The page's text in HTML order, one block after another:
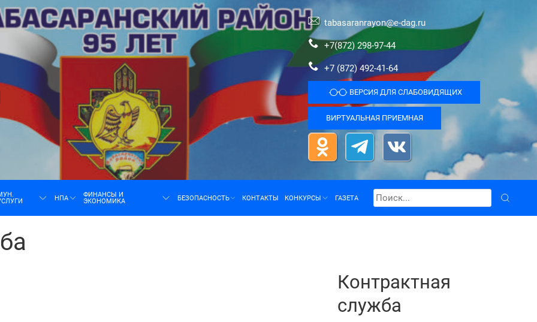
tabasaranrayon@e-dag.ru
+7(872) 298-97-44
+7 (872) 492-41-64
ВЕРСИЯ ДЛЯ СЛАБОВИДЯЩИХ
ВИРТУАЛЬНАЯ ПРИЕМНАЯ
НПА ФИНАНСЫ И
ЭКОНОМИКА БЕЗОПАСНОСТЬ КОНТАКТЫ КОНКУРСЫ ГАЗЕТА
Контрактная
служба